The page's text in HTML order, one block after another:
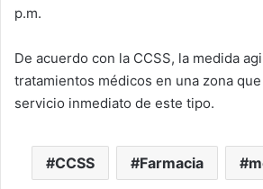
p.m.
De acuerdo con la CCSS, la medida
tratamientos médicos en una zona
servicio inmediato de este tipo.
CCSS Farmacia